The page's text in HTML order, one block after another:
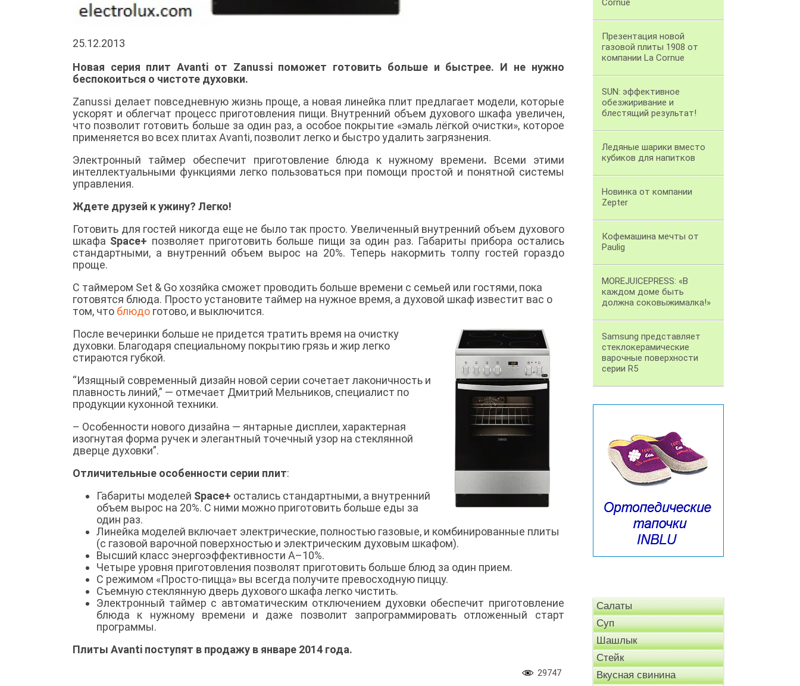
25.12.2013
Новая серия плит Avanti от Zanussi поможет готовить больше и быстрее. И не нужно
беспокоиться о чистоте духовки.
Zanussi делает повседневную жизнь проще, а новая линейка плит предлагает модели, которые
ускорят и облегчат процесс приготовления пищи. Внутренний объем духового шкафа увеличен,
что позволит готовить больше за один раз, а особое покрытие «эмаль лёгкой очистки», которое
применяется во всех плитах Avanti, позволит легко и быстро удалить загрязнения.
Электронный таймер обеспечит приготовление блюда к нужному времени. Всеми этими
интеллектуальными функциями легко пользоваться при помощи простой и понятной системы
управления.
Ждете друзей к ужину? Легко!
Готовить для гостей никогда еще не было так просто. Увеличенный внутренний объем духового
шкафа Space+ позволяет приготовить больше пищи за один раз. Габариты прибора остались
стандартными, а внутренний объем вырос на 20%. Теперь накормить толпу гостей гораздо
проще.
С таймером Set & Go хозяйка сможет проводить больше времени с семьей или гостями, пока
готовятся блюда. Просто установите таймер на нужное время, а духовой шкаф известит вас о
том, что блюдо готово, и выключится.
После вечеринки больше не придется тратить время на очистку
духовки. Благодаря специальному покрытию грязь и жир легко
стираются губкой.
“Изящный современный дизайн новой серии сочетает лаконичность и
плавность линий,” — отмечает Дмитрий Мельников, специалист по
продукции кухонной техники.
– Особенности нового дизайна — янтарные дисплеи, характерная
изогнутая форма ручек и элегантный точечный узор на стеклянной
дверце духовки”.
Отличительные особенности серии плит:
Габариты моделей Space+ остались стандартными, а внутренний
объем вырос на 20%. С ними можно приготовить больше еды за
один раз.
Линейка моделей включает электрические, полностью газовые, и комбинированные плиты
(с газовой варочной поверхностью и электрическим духовым шкафом).
Высший класс энергоэффективности A–10%.
Четыре уровня приготовления позволят приготовить больше блюд за один прием.
С режимом «Просто-пицца» вы всегда получите превосходную пиццу.
Съемную стеклянную дверь духового шкафа легко чистить.
Электронный таймер с автоматическим отключением духовки обеспечит приготовление
блюда к нужному времени и даже позволит запрограммировать отложенный старт
программы.
Плиты Avanti поступят в продажу в январе 2014 года.
29747
Cornue
Презентация новой
газовой плиты 1908 от
компании La Cornue
SUN: эффективное
обезжиривание и
блестящий результат!
Ледяные шарики вместо
кубиков для напитков
Новинка от компании
Zepter
Кофемашина мечты от
Paulig
MOREJUICEPRESS: «В
каждом доме быть
должна соковыжималка!»
Samsung представляет
стеклокерамические
варочные поверхности
серии R5
Салаты
Суп
Шашлык
Стейк
Вкусная свинина